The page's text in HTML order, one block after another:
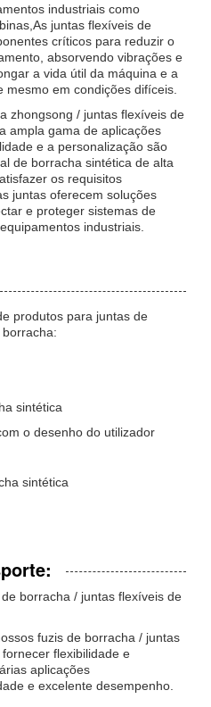
industriais como
juntas flexíveis de
críticos para reduzir o
absorvendo vibrações e
a vida útil da máquina e a
em condições difíceis.
zhongsong / juntas flexíveis de
ampla gama de aplicações
e a personalização são
de borracha sintética de alta
os requisitos
juntas oferecem soluções
e proteger sistemas de
industriais.
produtos para juntas de
sintética
o desenho do utilizador
sintética
borracha / juntas flexíveis de
fuzis de borracha / juntas
flexibilidade e
aplicações
e excelente desempenho.